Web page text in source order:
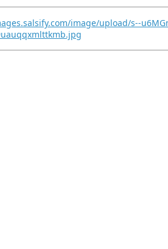
image/upload/s--